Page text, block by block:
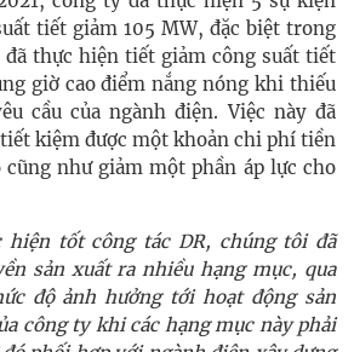
tiết giảm 105 MW, đặc biệt trong
thực hiện tiết giảm công suất tiết
giờ cao điểm nắng nóng khi thiếu
cầu của ngành điện. Việc này đã
kiệm được một khoản chi phí tiền
như giảm một phần áp lực cho
tốt công tác DR, chúng tôi đã
sản xuất ra nhiều hạng mục, qua
độ ảnh hưởng tới hoạt động sản
công ty khi các hạng mục này phải